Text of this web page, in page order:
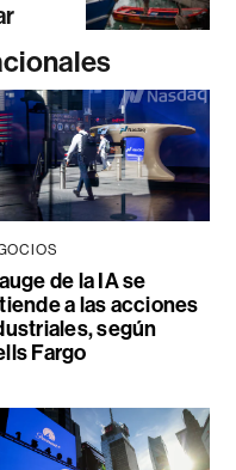
de la IA se
a las acciones
según
Fargo